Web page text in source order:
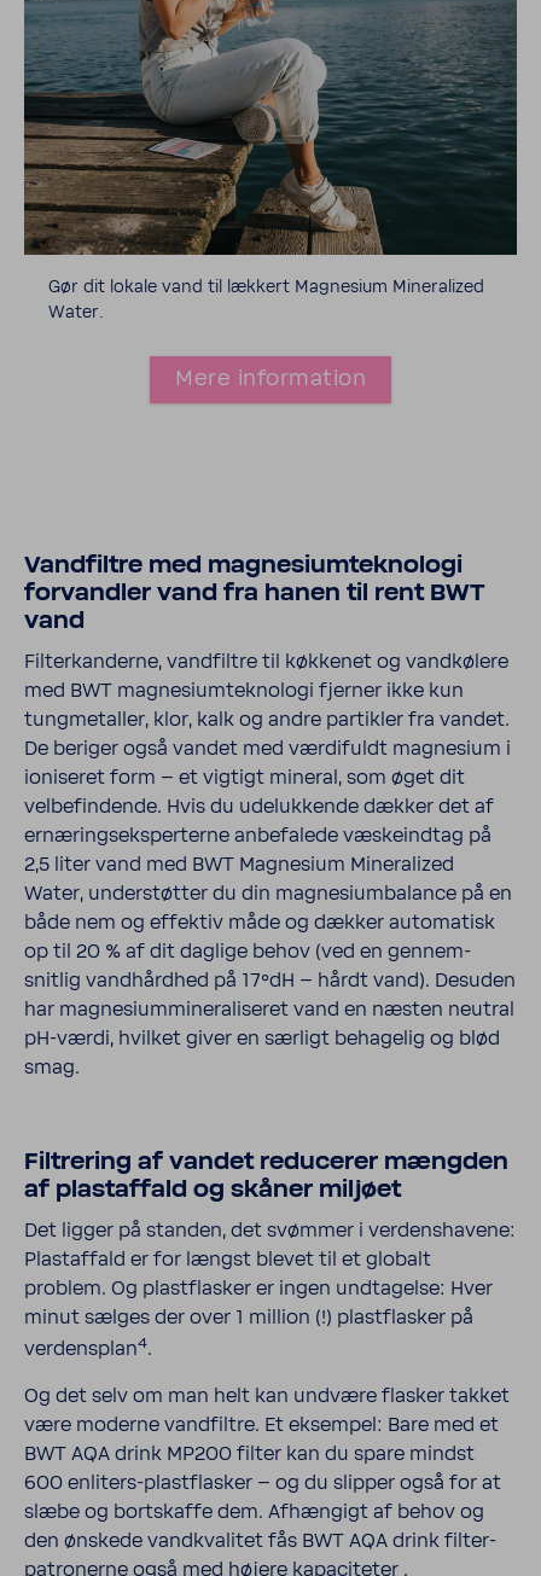
Gør dit lokale vand til lækkert Magne­sium Mine­ra­lized
Water.
Mere information
Vand­filtre med magne­si­um­tek­no­logi
forvandler vand fra hanen til rent BWT
vand
Filter­kan­derne, vand­filtre til køkkenet og vand­kø­lere
med BWT magne­si­um­tek­no­logi fjerner ikke kun
tung­me­taller, klor, kalk og andre partikler fra vandet.
De beriger også vandet med værdi­fuldt magne­sium i
ioni­seret form – et vigtigt mineral, som øget dit
velbe­fin­dende. Hvis du udeluk­kende dækker det af
ernæ­rings­eks­per­terne anbe­fa­lede væske­indtag på
2,5 liter vand med BWT Magne­sium Mine­ra­lized
Water, under­støtter du din magne­si­um­ba­lance på en
både nem og effektiv måde og dækker auto­ma­tisk
op til 20 % af dit daglige behov (ved en gennem­
snitlig vand­hårdhed på 17°dH – hårdt vand). Desuden
har magne­si­um­mi­ne­ra­li­seret vand en næsten neutral
pH-​værdi, hvilket giver en særligt beha­gelig og blød
smag.
Filtre­ring af vandet redu­cerer mængden
af plastaf­fald og skåner miljøet
Det ligger på standen, det svømmer i verdens­ha­vene:
Plastaf­fald er for længst blevet til et globalt
problem. Og plast­fla­sker er ingen undta­gelse: Hver
minut sælges der over 1 million (!) plast­fla­sker på
verdens­plan4.
Og det selv om man helt kan undvære flasker takket
være moderne vand­filtre. Et eksempel: Bare med et
BWT AQA drink MP200 filter kan du spare mindst
600 enliters-​plastflasker – og du slipper også for at
slæbe og bort­skaffe dem. Afhæn­gigt af behov og
den ønskede vand­kva­litet fås BWT AQA drink filter­
pa­tro­nerne også med højere kapa­ci­teter .